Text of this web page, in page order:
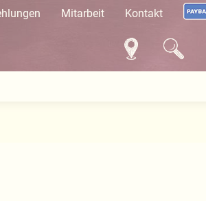
Mitarbeit Kontakt